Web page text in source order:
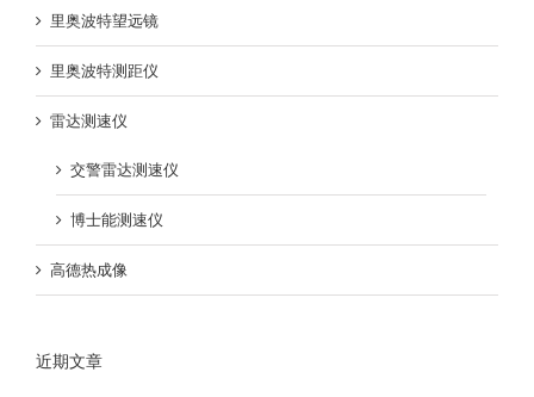
里奥波特望远镜
里奥波特测距仪
雷达测速仪
交警雷达测速仪
博士能测速仪
高德热成像
近期文章